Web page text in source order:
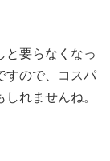
と要らなくなっ
すので、コスパ
れませんね。